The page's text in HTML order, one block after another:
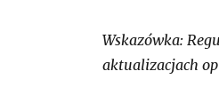
Wskazówka:
aktualizacjach